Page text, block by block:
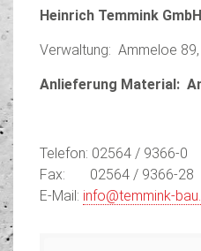
Heinrich Temmink
Verwaltung: Ammeloe
Anlieferung Material:
Telefon: 02564 / 9366-0
Fax: 02564 / 9366-28
E-Mail: info@temmink-